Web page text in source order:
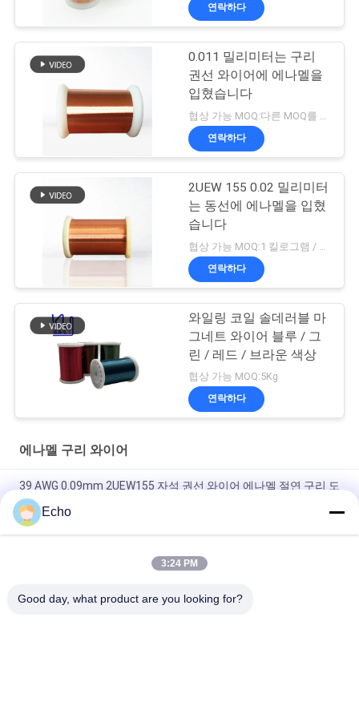
연락하다
0.011 밀리미터는 구리
권선 와이어에 에나멜을
입혔습니다
연락하다
2UEW 155 0.02 밀리미터
는 동선에 에나멜을 입혔
습니다
연락하다
와일링 코일 솔데러블 마
그네트 와이어 블루 / 그
린 / 레드 / 브라운 색상
협상 가능 MOQ:5Kg
연락하다
에나멜 구리 와이어
39 AWG 0.09mm 2UEW155 자석 권선 와이어 에나멜 절연 구리 도
체
모터 감기를 위한 0.011mm 2UEW155 에나멜 코팅 구리 와이어
Ruiyuan Super Thin Winding Coils 에나멜 구리선 0.012mm-
Echo
3:24 PM
Good day, what product are you looking for?